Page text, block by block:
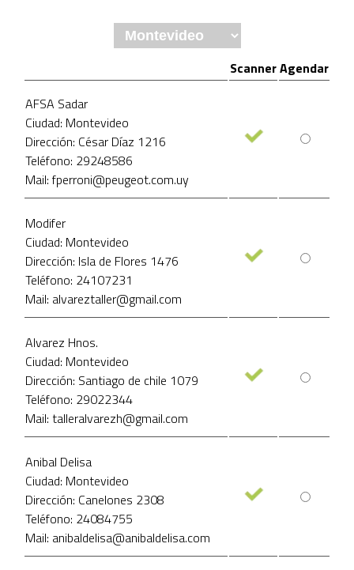
ScannerAgendar
AFSA Sadar
Ciudad: Montevideo
Dirección: César Díaz 1216
Teléfono: 29248586
Mail: fperroni@peugeot.com.uy
Modifer
Ciudad: Montevideo
Dirección: Isla de Flores 1476
Teléfono: 24107231
Mail: alvareztaller@gmail.com
Alvarez Hnos.
Ciudad: Montevideo
Dirección: Santiago de chile 1079
Teléfono: 29022344
Mail: talleralvarezh@gmail.com
Anibal Delisa
Ciudad: Montevideo
Dirección: Canelones 2308
Teléfono: 24084755
Mail: anibaldelisa@anibaldelisa.com